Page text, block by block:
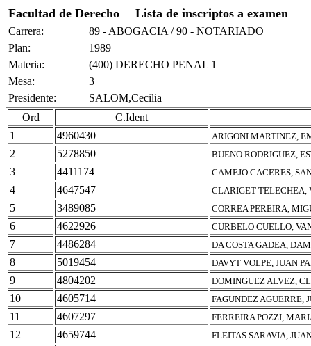
Facultad de Derecho Lista de inscriptos a examen
Carrera:
89 - ABOGACIA / 90 - NOTARIADO
Plan:
1989
Materia:
(400) DERECHO PENAL 1
Mesa:
3
Presidente:
SALOM,Cecilia
Ord
C.Ident
1
4960430 ARIGONI MARTINEZ,
2 5278850 BUENO RODRIGUEZ,
3 4411174 CAMEJO CACERES,
4 4647547 CLARIGET TELECHEA,
5 3489085 CORREA PEREIRA,
6 4622926 CURBELO CUELLO,
7 4486284 DA COSTA GADEA,
8 5019454 DAVYT VOLPE, JUAN
9 4804202 DOMINGUEZ ALVEZ,
10 4605714 FAGUNDEZ AGUERRE,
11 4607297 FERREIRA POZZI,
12 4659744 FLEITAS SARAVIA,